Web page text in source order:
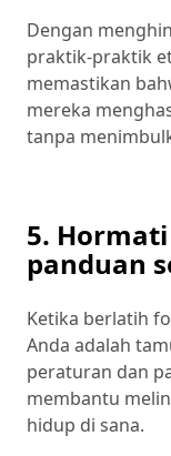
Dengan
praktik-praktik
memastikan
mereka
tanpa
5.
panduan
Ketika berlatih
Anda adalah
peraturan dan
membantu
hidup di sana.